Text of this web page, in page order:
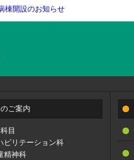
棟開設のお知らせ
ご案内
目
ビリテーション科
精神科